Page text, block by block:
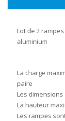
Lot de 2 rampes
aluminium
La charge
paire
Les
La hauteur
Les rampes